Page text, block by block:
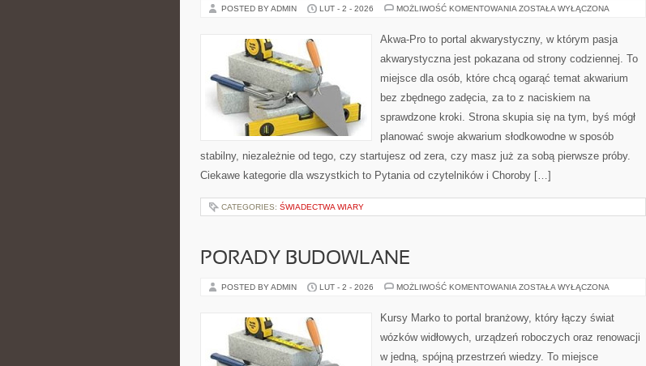
POSTED BY ADMIN LUT - 2 - 2026 MOŻLIWOŚĆ KOMENTOWANIA KREWETKI
BEZKRĘGOWCE
ZOSTAŁA WYŁĄCZONA
Akwa-Pro to portal akwarystyczny, w którym pasja
akwarystyczna jest pokazana od strony codziennej. To
miejsce dla osób, które chcą ogarąć temat akwarium
bez zbędnego zadęcia, za to z naciskiem na
sprawdzone kroki. Strona skupia się na tym, byś mógł
planować swoje akwarium słodkowodne w sposób
stabilny, niezależnie od tego, czy startujesz od zera, czy masz już za sobą pierwsze próby.
Ciekawe kategorie dla wszystkich to Pytania od czytelników i Choroby […]
CATEGORIES: ŚWIADECTWA WIARY
PORADY BUDOWLANE
POSTED BY ADMIN LUT - 2 - 2026 MOŻLIWOŚĆ KOMENTOWANIA PORADY
ZOSTAŁA WYŁĄCZONA
Kursy Marko to portal branżowy, który łączy świat
wózków widłowych, urządzeń roboczych oraz renowacji
w jedną, spójną przestrzeń wiedzy. To miejsce